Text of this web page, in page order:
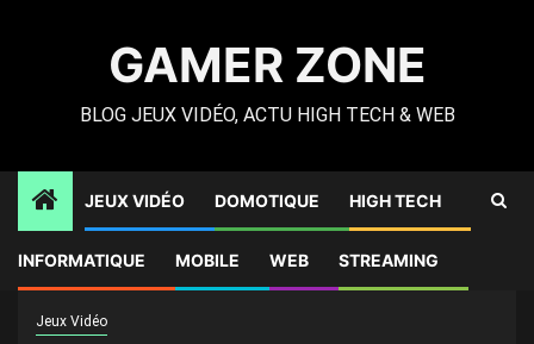
GAMER ZONE
BLOG JEUX VIDÉO, ACTU HIGH TECH & WEB
JEUX VIDÉO DOMOTIQUE HIGH TECH
INFORMATIQUE MOBILE WEB STREAMING
Comment Corriger Cette Erreur Sur Vos Jeux En Ligne ?
Jeux Vidéo